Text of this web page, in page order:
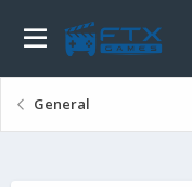
General